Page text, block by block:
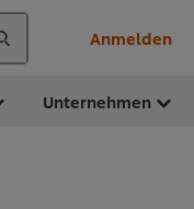
Anmelden
Unternehmen